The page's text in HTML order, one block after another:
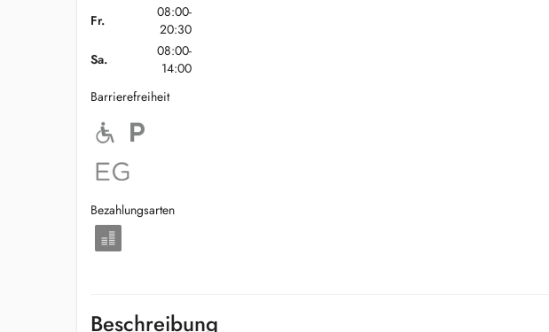
Fr.
08:00-
20:30
Sa.
08:00-
14:00
Barrierefreiheit
Bezahlungsarten
Beschreibung